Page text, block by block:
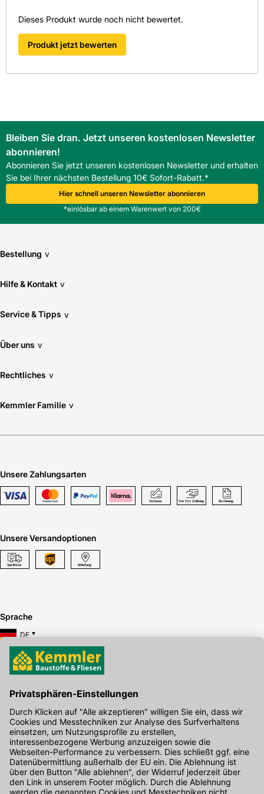
EAN: 4015506316667
Artikelnr.: 4001200091
Die digitalen Schnittstellen von Kemmler wie OCI und IDS
ermöglichen eine schnelle Abwicklung des Bestellvorgangs
Baustofffachhandel in Südwest-Deutschland wird optimiert
geeignet?
Der BMI Braas Frankfurter Pfanne Giebelstein rechts ist ein
Ortgangstein mit Protegon matt Oberfläche, geeignet für
die Deckung von Frankfurter Pfanne auf Wohn- und
Dieses Produkt wurde noch nicht bewertet.
Produkt jetzt bewerten
Bleiben Sie dran. Jetzt unseren kostenlosen Newsletter
abonnieren!
Abonnieren Sie jetzt unseren kostenlosen Newsletter und erhalten
Sie bei Ihrer nächsten Bestellung 10€ Sofort-Rabatt.*
Hier schnell unseren Newsletter abonnieren
*einlösbar ab einem Warenwert von 200€
Bestellung v
Hilfe & Kontakt v
Service & Tipps v
Über uns v
Rechtliches v
Kemmler Familie v
Unsere Zahlungsarten
Unsere Versandoptionen
Sprache
DE
Hier gibt's die kostenlose App
Kontakt